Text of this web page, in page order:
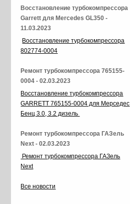
Восстановление турбокомпрессора
Garrett для Mercedes GL350 -
11.03.2023
Восстановление турбокомпрессора
802774-0004
Ремонт турбокомпрессора 765155-
0004 - 02.03.2023
Восстановление турбокомпрессора
GARRETT 765155-0004 для Мерседес
Бенц 3.0, 3.2 дизель
Ремонт турбокомпрессора ГАЗель
Next - 02.03.2023
Ремонт турбокомпрессора ГАЗель
Next
Все новости